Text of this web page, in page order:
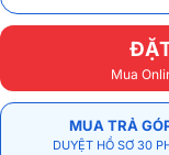
Mua
MUA TRẢ
DUYỆT HỒ SƠ 30